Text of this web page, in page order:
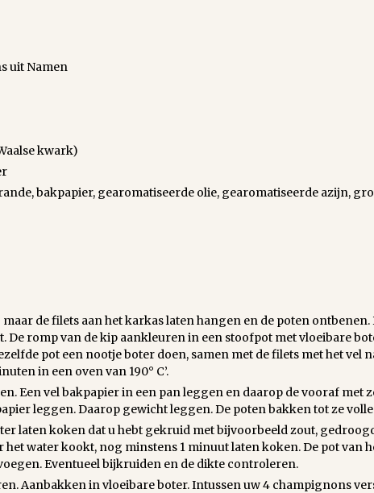
uit Namen
kwark)
bakpapier, gearomatiseerde olie, gearomatiseerde azijn,
maar de filets aan het karkas laten hangen en de poten
De romp van de kip aankleuren in een stoofpot met vloeibare
pot een nootje boter doen, samen met de filets met het vel
in een oven van 190° C’.
Een vel bakpapier in een pan leggen en daarop de vooraf met
leggen. Daarop gewicht leggen. De poten bakken tot ze
laten koken dat u hebt gekruid met bijvoorbeeld zout,
het water kookt, nog minstens 1 minuut laten koken. De pot van
Eventueel bijkruiden en de dikte controleren.
Aanbakken in vloeibare boter. Intussen uw 4 champignons